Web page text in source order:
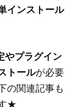
インストール
やプラグイン
トールが必要
の関連記事も
★